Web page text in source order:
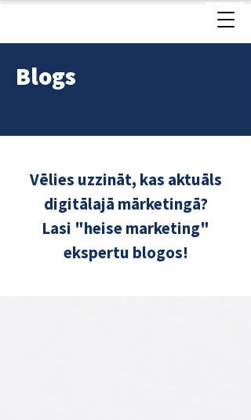
Blogs
Vēlies uzzināt, kas aktuāls
digitālajā mārketingā?
Lasi "heise marketing"
ekspertu blogos!